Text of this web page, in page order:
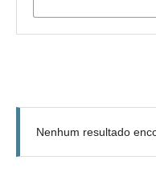
Nenhum resultado